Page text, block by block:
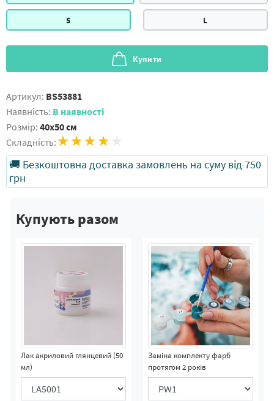
S L
Купити
Артикул: BS53881
Наявність: В наявності
Розмір: 40x50 см
Складність:
🚚 Безкоштовна доставка замовлень на суму від 750
грн
Купують разом
Лак акриловий глянцевий (50
мл)
Заміна комплекту фарб
протягом 2 років